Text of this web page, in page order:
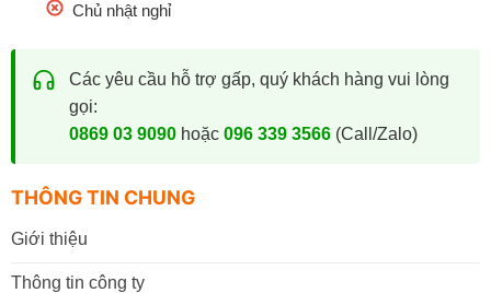
Chủ nhật nghỉ
Các yêu cầu hỗ trợ gấp, quý khách hàng vui lòng
gọi:
0869 03 9090hoặc 096 339 3566(Call/Zalo)
THÔNG TIN CHUNG
Giới thiệu
Thông tin công ty